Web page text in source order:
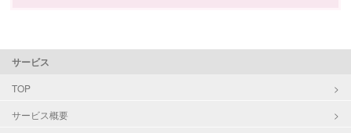
サービス
TOP
サービス概要